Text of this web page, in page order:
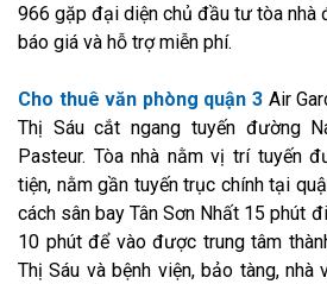
966 gặp đại diện chủ đầu tư tòa nhà
báo giá và hỗ trợ miễn phí.
Cho thuê văn phòng quận 3 Air
Thị Sáu cắt ngang tuyến đường
Pasteur. Tòa nhà nằm vị trí tuyến
tiện, nằm gần tuyến trục chính tại
cách sân bay Tân Sơn Nhất 15 phút
10 phút để vào được trung tâm
Thị Sáu và bệnh viện, bảo tàng, nhà